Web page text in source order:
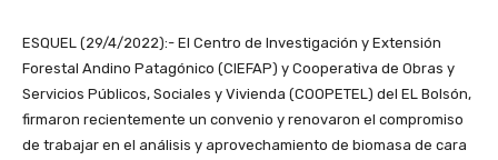
ESQUEL (29/4/2022):- El Centro de Investigación y Extensión
Forestal Andino Patagónico (CIEFAP) y Cooperativa de Obras y
Servicios Públicos, Sociales y Vivienda (COOPETEL) del EL Bolsón,
firmaron recientemente un convenio y renovaron el compromiso
de trabajar en el análisis y aprovechamiento de biomasa de cara